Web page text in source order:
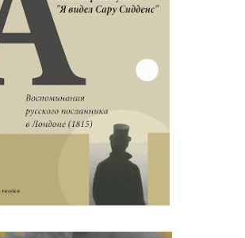
Бутенев.
русского
в Лондоне